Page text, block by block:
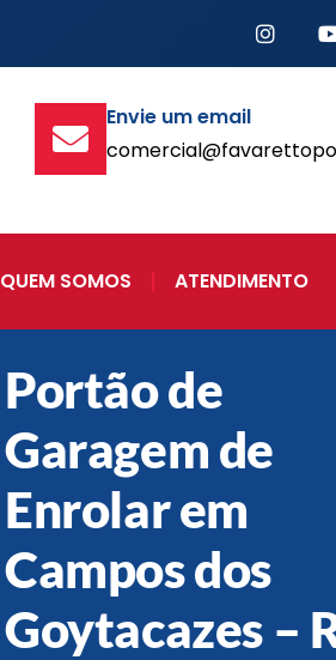
Envie um email
QUEM SOMOS ATENDIMENTO
Portão de
Garagem de
Enrolar em
Campos dos
Goytacazes –